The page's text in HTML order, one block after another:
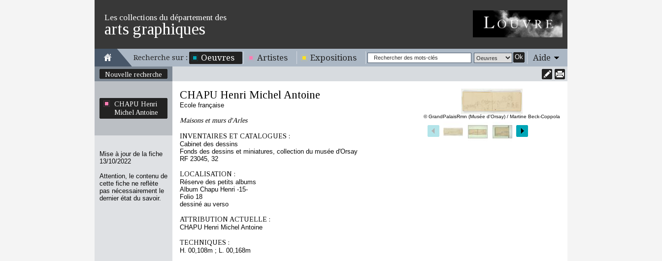
Les collections du département des
arts graphiques
Recherche sur : Oeuvres Artistes Expositions Ok Aide
Nouvelle recherche
CHAPU Henri
Michel Antoine
Mise à jour de la fiche
13/10/2022
Attention, le contenu de
cette fiche ne reflète
pas nécessairement le
dernier état du savoir.
© GrandPalaisRmn (Musée d'Orsay) / Martine Beck-Coppola
CHAPU Henri Michel Antoine
Ecole française
Maisons et murs d'Arles
INVENTAIRES ET CATALOGUES :
Cabinet des dessins
Fonds des dessins et miniatures, collection du musée d'Orsay
RF 23045, 32
LOCALISATION :
Réserve des petits albums
Album Chapu Henri -15-
Folio 18
dessiné au verso
ATTRIBUTION ACTUELLE :
CHAPU Henri Michel Antoine
TECHNIQUES :
H. 00,108m ; L. 00,168m